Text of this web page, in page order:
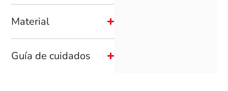
Material
Guía de cuidados